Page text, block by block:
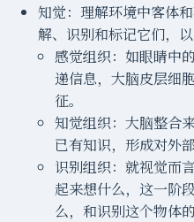
知觉：理解环境中客体
解、识别和标记它们，
感觉组织：如眼睛中
递信息，大脑皮层细
征。
知觉组织：大脑整合
已有知识，形成对外
识别组织：就视觉而
起来想什么，这一阶
么，和识别这个物体